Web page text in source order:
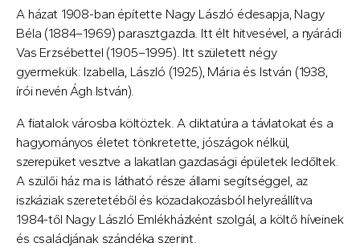
A házat 1908-ban építette Nagy László édesapja, Nagy
Béla (1884–1969) parasztgazda. Itt élt hitvesével, a nyárádi
Vas Erzsébettel (1905–1995). Itt született négy
gyermekük: Izabella, László (1925), Mária és István (1938,
írói nevén Ágh István).
A fiatalok városba költöztek. A diktatúra a távlatokat és a
hagyományos életet tönkretette, jószágok nélkül,
szerepüket vesztve a lakatlan gazdasági épületek ledőltek.
A szülői ház ma is látható része állami segítséggel, az
iszkáziak szeretetéből és közadakozásból helyreállítva
1984-től Nagy László Emlékházként szolgál, a költő híveinek
és családjának szándéka szerint.